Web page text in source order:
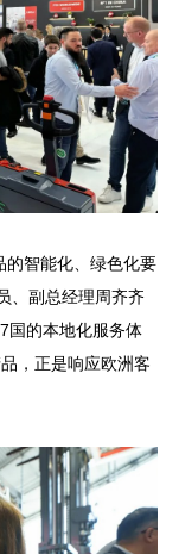
的智能化、绿色化要
、副总经理周齐齐
国的本地化服务体
，正是响应欧洲客